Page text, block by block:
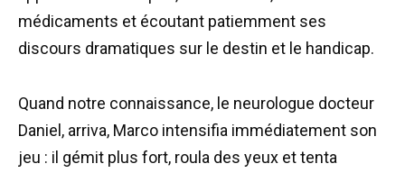
médicaments et écoutant patiemment ses
discours dramatiques sur le destin et le handicap.
Quand notre connaissance, le neurologue docteur
Daniel, arriva, Marco intensifia immédiatement son
jeu : il gémit plus fort, roula des yeux et tenta